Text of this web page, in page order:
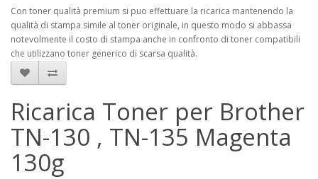
Con toner qualità premium si puo effettuare la ricarica mantenendo la
qualità di stampa simile al toner originale, in questo modo si abbassa
notevolmente il costo di stampa anche in confronto di toner compatibili
che utilizzano toner generico di scarsa qualità.
Ricarica Toner per Brother
TN-130 , TN-135 Magenta
130g